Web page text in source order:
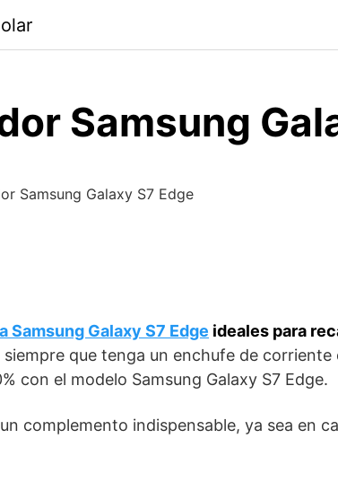
Samsung
Samsung Galaxy S7 Edge
Samsung Galaxy S7 Edge ideales para
siempre que tenga un enchufe de
con el modelo Samsung Galaxy S7 Edge.
complemento indispensable, ya sea en